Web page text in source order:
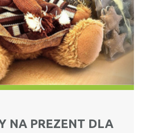
NA PREZENT DLA